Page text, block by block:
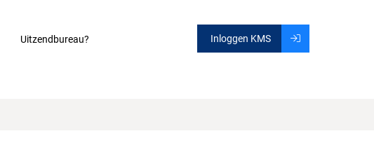
Uitzendbureau? Inloggen KMS